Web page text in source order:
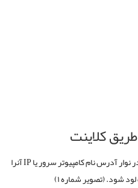
کلاینت
در کامپیوتر کلاینت، IE را اجرا کرده و در نوار آدرس نام کامپیوتر سرور یا IP آنرا
شود. (تصویر شماره ۱)